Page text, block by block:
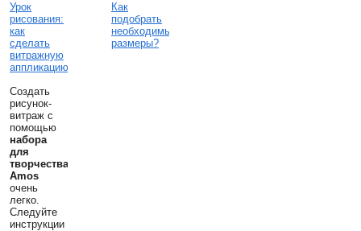
Урок
рисования:
как
сделать
витражную
аппликацию
Создать
рисунок-
витраж с
помощью
набора
для
творчества
Amos
очень
легко.
Следуйте
инструкции
Как
подобрать
необходимые
размеры?